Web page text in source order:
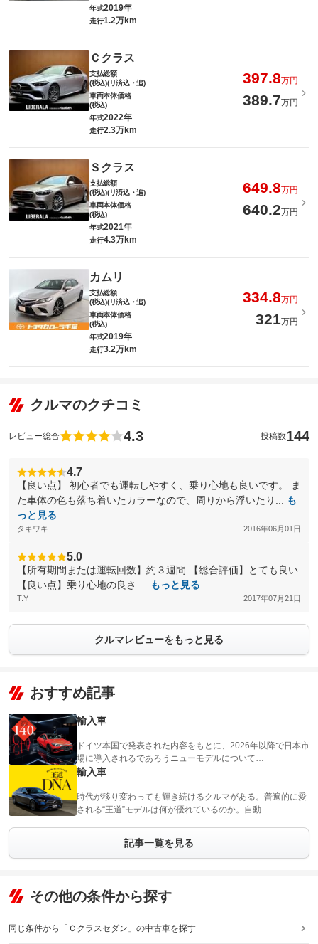
年式2019年
走行1.2万km
Ｃクラス
支払総額
(税込)(リ済込・追)
397.8万円
車両本体価格
(税込)
389.7万円
年式2022年
走行2.3万km
Ｓクラス
支払総額
(税込)(リ済込・追)
649.8万円
車両本体価格
(税込)
640.2万円
年式2021年
走行4.3万km
カムリ
支払総額
(税込)(リ済込・追)
334.8万円
車両本体価格
(税込)
321万円
年式2019年
走行3.2万km
クルマのクチコミ
レビュー総合 4.3 投稿数144
4.7
【良い点】 初心者でも運転しやすく、乗り心地も良いです。 ま
た車体の色も落ち着いたカラーなので、周りから浮いたり...
も
っと見る
タキワキ 2016年06月01日
5.0
【所有期間または運転回数】約３週間 【総合評価】とても良い
【良い点】乗り心地の良さ ...
もっと見る
T.Y 2017年07月21日
クルマレビューをもっと見る
おすすめ記事
輸入車
ドイツ本国で発表された内容をもとに、2026年以降で日本市
場に導入されるであろうニューモデルについて…
輸入車
時代が移り変わっても輝き続けるクルマがある。普遍的に愛
される“王道”モデルは何が優れているのか。自動…
記事一覧を見る
その他の条件から探す
同じ条件から「Ｃクラスセダン」の中古車を探す